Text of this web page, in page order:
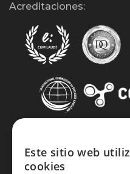
Acreditaciones:
Este sitio web
cookies